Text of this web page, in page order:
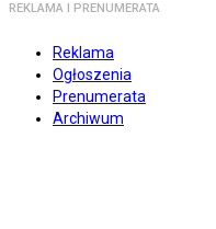
REKLAMA I PRENUMERATA
Reklama
Ogłoszenia
Prenumerata
Archiwum